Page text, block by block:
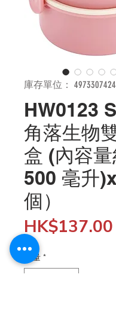
庫存單位：
HW0123
角落生物
盒 (內容量
500 毫升
個）
HK$137.00
數量 *